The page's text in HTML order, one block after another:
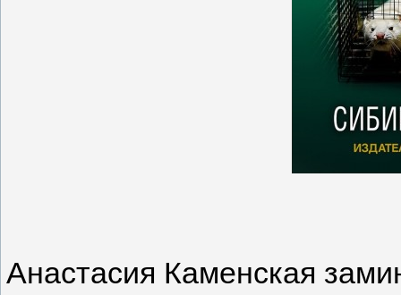
Анастасия Каменская